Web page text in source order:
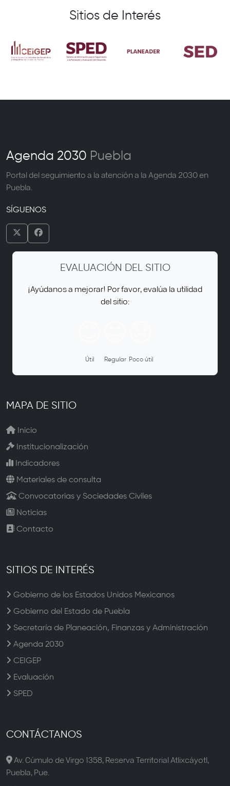
Sitios de Interés
Agenda 2030 Puebla
Portal del seguimiento a la atención a la Agenda 2030 en
Puebla.
SÍGUENOS
EVALUACIÓN DEL SITIO
¡Ayúdanos a mejorar! Por favor, evalúa la utilidad
del sitio:
Útil Regular Poco útil
MAPA DE SITIO
Inicio
Institucionalización
Indicadores
Materiales de consulta
Convocatorias y Sociedades Civiles
Noticias
Contacto
SITIOS DE INTERÉS
Gobierno de los Estados Unidos Mexicanos
Gobierno del Estado de Puebla
Secretaría de Planeación, Finanzas y Administración
Agenda 2030
CEIGEP
Evaluación
SPED
CONTÁCTANOS
Av. Cúmulo de Virgo 1358, Reserva Territorial Atlixcáyotl,
Puebla, Pue.